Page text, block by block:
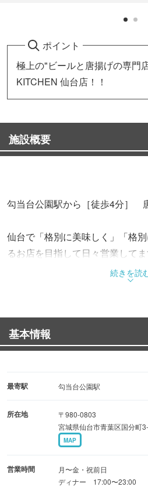
ポイント
極上の"ビールと唐揚げの専門
KITCHEN 仙台店！！
施設概要
勾当台公園駅から［徒歩4分］
仙台で「格別に美味しく」「格
るお店を目指して日々営業してま
ドリンクは全18種の"PERFECT
おつまみはビールに漬け込んだ
ビアチキ以外にも、ビール屋な
豊富にございます。もちろんビ
も大歓迎です!!
続きを読
基本情報
最寄駅 勾当台公園駅
所在地
〒980-0803
宮城県仙台市青葉区国分町
MAP
営業時間
月〜金・祝前日
ディナー 17:00〜23:00